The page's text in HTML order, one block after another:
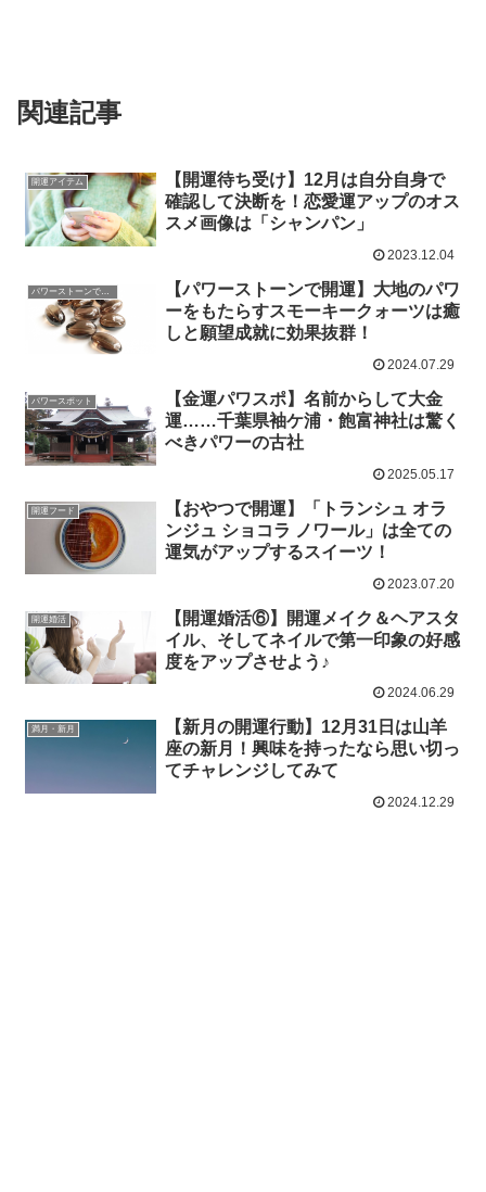
関連記事
開運アイテム
【開運待ち受け】12月は自分自身で
確認して決断を！恋愛運アップのオス
スメ画像は「シャンパン」
2023.12.04
パワーストーンで開運
【パワーストーンで開運】大地のパワ
ーをもたらすスモーキークォーツは癒
しと願望成就に効果抜群！
2024.07.29
パワースポット
【金運パワスポ】名前からして大金
運……千葉県袖ケ浦・飽富神社は驚く
べきパワーの古社
2025.05.17
開運フード
【おやつで開運】「トランシュ オラ
ンジュ ショコラ ノワール」は全ての
運気がアップするスイーツ！
2023.07.20
開運婚活
【開運婚活⑥】開運メイク＆ヘアスタ
イル、そしてネイルで第一印象の好感
度をアップさせよう♪
2024.06.29
満月・新月
【新月の開運行動】12月31日は山羊
座の新月！興味を持ったなら思い切っ
てチャレンジしてみて
2024.12.29